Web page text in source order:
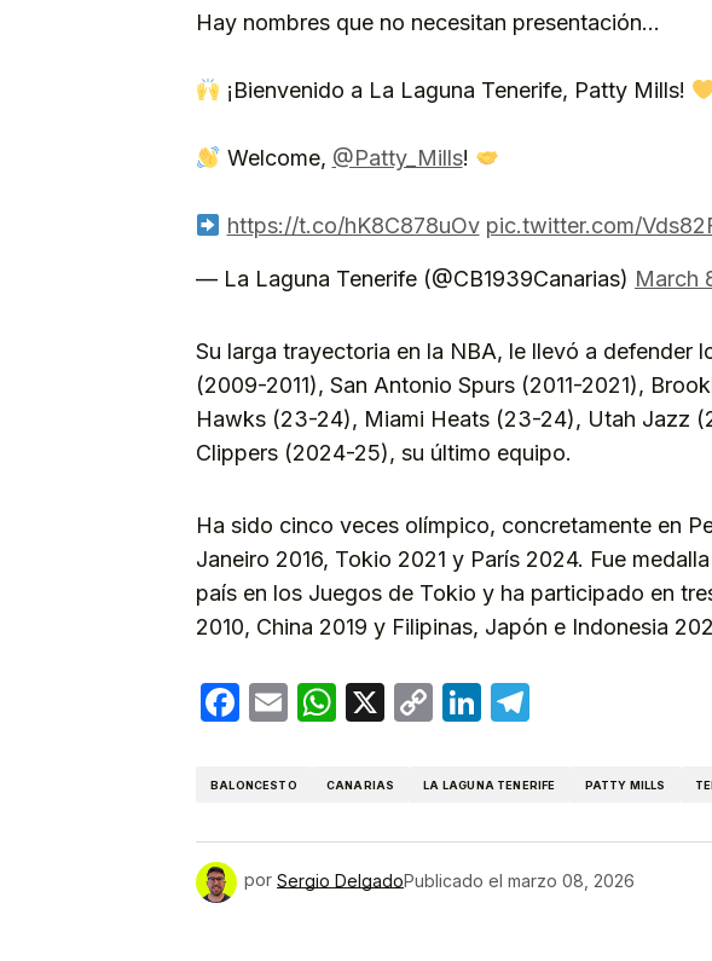
Hay nombres que no necesitan presentación…
¡Bienvenido a La Laguna Tenerife, Patty Mills!
Welcome, @Patty_Mills!
https://t.co/hK8C878uOv pic.twitter.com/
— La Laguna Tenerife (@CB1939Canarias) March
Su larga trayectoria en la NBA, le llevó a defender
(2009-2011), San Antonio Spurs (2011-2021),
Hawks (23-24), Miami Heats (23-24), Utah Jazz
Clippers (2024-25), su último equipo.
Ha sido cinco veces olímpico, concretamente en
Janeiro 2016, Tokio 2021 y París 2024. Fue
país en los Juegos de Tokio y ha participado en
2010, China 2019 y Filipinas, Japón e Indonesia
Facebook
EmailWhatsApp
X
CopyLinkedIn
BALONCESTO CANARIAS LA LAGUNA TENERIFE PATTY MILLS
por Sergio DelgadoPublicado el marzo 08, 2026